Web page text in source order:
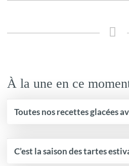
À la une en ce
Toutes nos recettes glacées
C’est la saison des tartes